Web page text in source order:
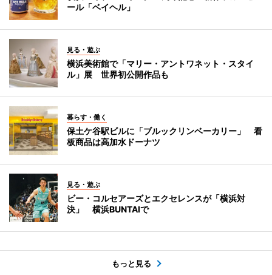
ール「ベイヘル」
見る・遊ぶ
横浜美術館で「マリー・アントワネット・スタイ
ル」展 世界初公開作品も
暮らす・働く
保土ケ谷駅ビルに「ブルックリンベーカリー」 看
板商品は高加水ドーナツ
見る・遊ぶ
ビー・コルセアーズとエクセレンスが「横浜対
決」 横浜BUNTAIで
もっと見る